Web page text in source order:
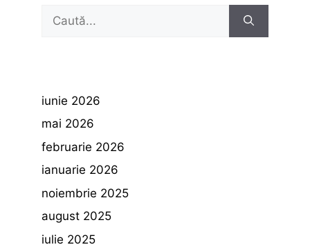
după:
iunie 2026
mai 2026
februarie 2026
ianuarie 2026
noiembrie 2025
august 2025
iulie 2025